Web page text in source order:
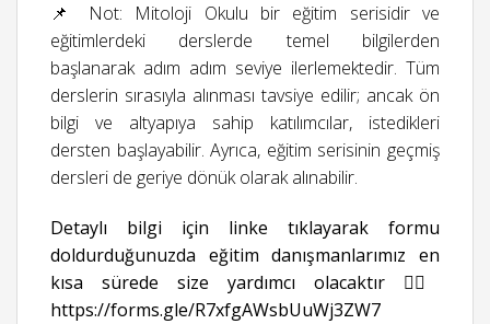
📌 Not: Mitoloji Okulu bir eğitim serisidir ve
eğitimlerdeki derslerde temel bilgilerden
başlanarak adım adım seviye ilerlemektedir. Tüm
derslerin sırasıyla alınması tavsiye edilir; ancak ön
bilgi ve altyapıya sahip katılımcılar, istedikleri
dersten başlayabilir. Ayrıca, eğitim serisinin geçmiş
dersleri de geriye dönük olarak alınabilir.
Detaylı bilgi için linke tıklayarak formu
doldurduğunuzda eğitim danışmanlarımız en
kısa sürede size yardımcı olacaktır 👉🏻
https://forms.gle/R7xfgAWsbUuWj3ZW7